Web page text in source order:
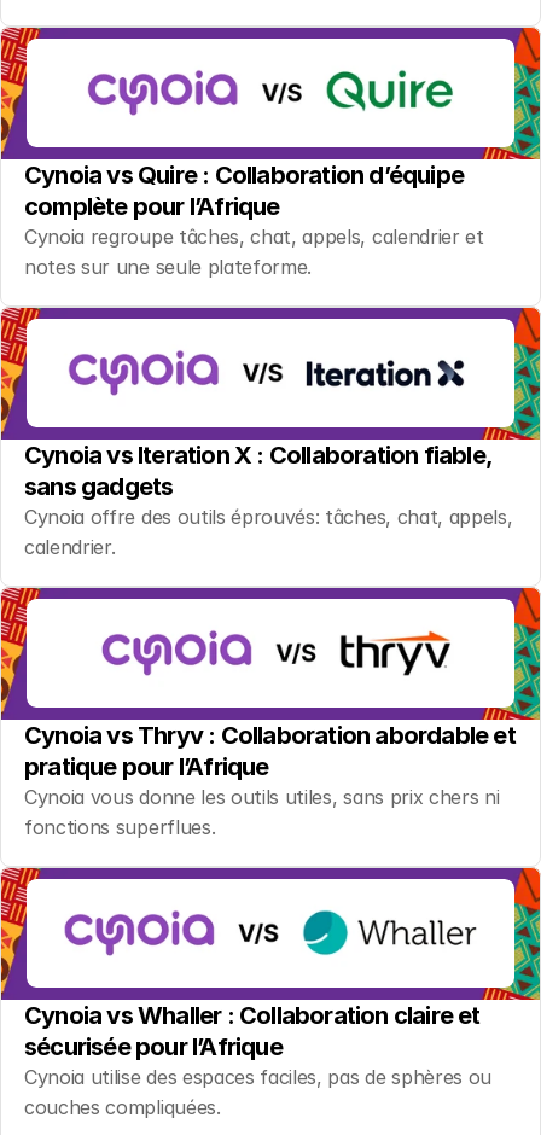
Cynoia vs Quire : Collaboration d’équipe
complète pour l’Afrique
Cynoia regroupe tâches, chat, appels, calendrier et
notes sur une seule plateforme.
Cynoia vs Iteration X : Collaboration fiable,
sans gadgets
Cynoia offre des outils éprouvés: tâches, chat, appels,
calendrier.
Cynoia vs Thryv : Collaboration abordable et
pratique pour l’Afrique
Cynoia vous donne les outils utiles, sans prix chers ni
fonctions superflues.
Cynoia vs Whaller : Collaboration claire et
sécurisée pour l’Afrique
Cynoia utilise des espaces faciles, pas de sphères ou
couches compliquées.